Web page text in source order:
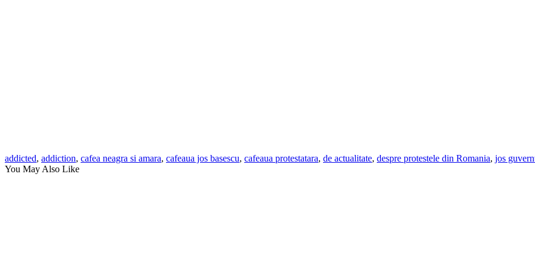
addicted, addiction, cafea neagra si amara, cafeaua jos basescu, cafeaua protestatara, de actualitate, despre protestele din Romania, jos
You May Also Like